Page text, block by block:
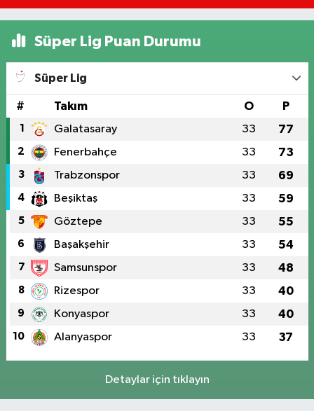
Süper Lig Puan Durumu
Süper Lig
# Takım O P
1 Galatasaray 33 77
2 Fenerbahçe 33 73
3 Trabzonspor 33 69
4 Beşiktaş 33 59
5 Göztepe 33 55
6 Başakşehir 33 54
7 Samsunspor 33 48
8 Rizespor 33 40
9 Konyaspor 33 40
10 Alanyaspor 33 37
Detaylar için tıklayın